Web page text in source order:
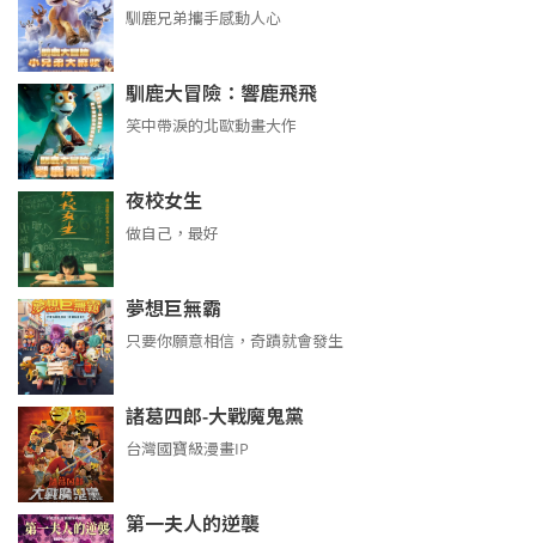
馴鹿兄弟攜手感動人心
馴鹿大冒險：響鹿飛飛
笑中帶淚的北歐動畫大作
夜校女生
做自己，最好
夢想巨無霸
只要你願意相信，奇蹟就會發生
諸葛四郎-大戰魔鬼黨
台灣國寶級漫畫IP
第一夫人的逆襲